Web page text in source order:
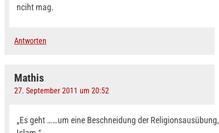
nciht mag.
Antworten
Mathis
27. September 2011 um 20:52
„Es geht ……um eine Beschneidung der